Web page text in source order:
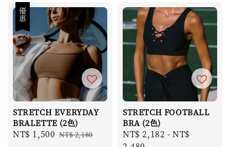
優惠
STRETCH EVERYDAY
BRALETTE (2色)
Sale
NT$ 1,500 Regular
NT$ 2,180
STRETCH FOOTBALL
BRA (2色)
Regular
NT$ 2,182 -NT$